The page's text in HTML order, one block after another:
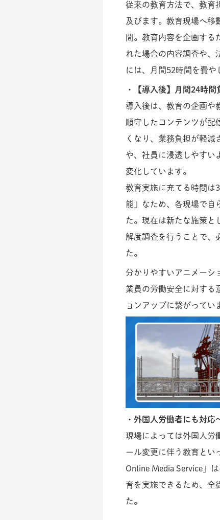
従来の教育方法で、教育
及びます。教育現場へ移
間。教育内容を企画する
れた場合の内容調査や、
には、月間52時間を費や
・【導入後】月間24時
導入後は、教育の企画や
順守したコンテンツが配
くなり、業務負担が軽
や、社員に浸透しやすい
変化しています。
教育実施に充てる時間は
能」なため、各現場で自
た。現在は新たな施策と
解度調査を行うことで、
た。
分かりやすいアニメーシ
業員の労働安全に対する
ョンアップに繋がってい
・外国人労働者にも対
現場によっては外国人労
ール変更に伴う教育とい
Online Media Service」
育を実施できるため、全
た。